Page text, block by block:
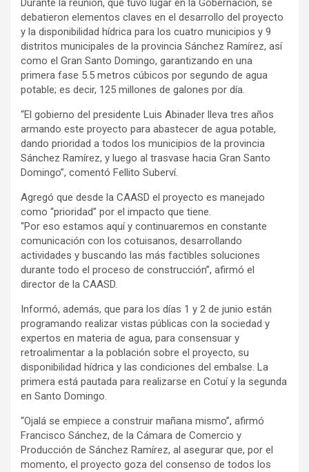
Durante la reunión, que tuvo lugar en la Gobernación, se
debatieron elementos claves en el desarrollo del proyecto
y la disponibilidad hídrica para los cuatro municipios y 9
distritos municipales de la provincia Sánchez Ramírez, así
como el Gran Santo Domingo, garantizando en una
primera fase 5.5 metros cúbicos por segundo de agua
potable; es decir, 125 millones de galones por día.
“El gobierno del presidente Luis Abinader lleva tres años
armando este proyecto para abastecer de agua potable,
dando prioridad a todos los municipios de la provincia
Sánchez Ramírez, y luego al trasvase hacia Gran Santo
Domingo”, comentó Fellito Suberví.
Agregó que desde la CAASD el proyecto es manejado
como “prioridad” por el impacto que tiene.
“Por eso estamos aquí y continuaremos en constante
comunicación con los cotuisanos, desarrollando
actividades y buscando las más factibles soluciones
durante todo el proceso de construcción”, afirmó el
director de la CAASD.
Informó, además, que para los días 1 y 2 de junio están
programando realizar vistas públicas con la sociedad y
expertos en materia de agua, para consensuar y
retroalimentar a la población sobre el proyecto, su
disponibilidad hídrica y las condiciones del embalse. La
primera está pautada para realizarse en Cotuí y la segunda
en Santo Domingo.
“Ojalá se empiece a construir mañana mismo”, afirmó
Francisco Sánchez, de la Cámara de Comercio y
Producción de Sánchez Ramírez, al asegurar que, por el
momento, el proyecto goza del consenso de todos los